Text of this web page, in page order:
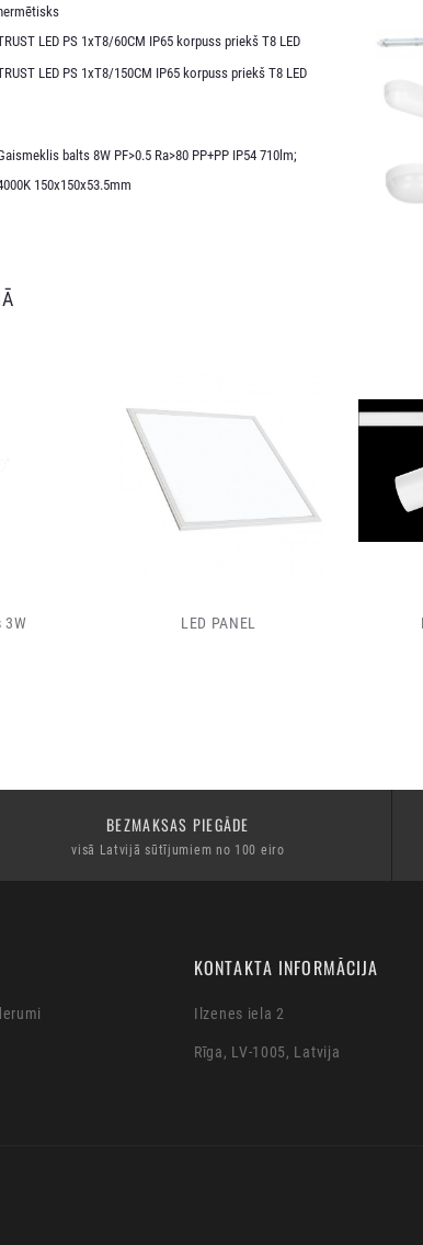
hermētisks
LED PS 1xT8/60CM IP65 korpuss priekš T8 LED
LED PS 1xT8/150CM IP65 korpuss priekš T8 LED
balts 8W PF>0.5 Ra>80 PP+PP IP54 710lm;
150x150x53.5mm
3W LED PANEL
BEZMAKSAS PIEGĀDE
visā Latvijā sūtījumiem no 100 eiro
KONTAKTA INFORMĀCIJA
Ilzenes iela 2
Rīga, LV-1005, Latvija